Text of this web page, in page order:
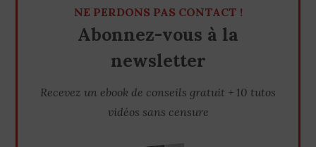
NE PERDONS PAS CONTACT !
Abonnez-vous à la
newsletter
Recevez un ebook de conseils gratuit + 10 tutos
vidéos sans censure